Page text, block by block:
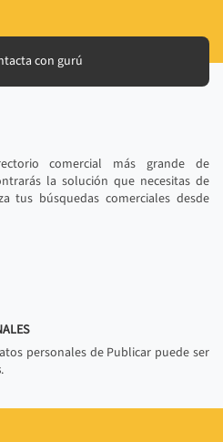
con gurú
comercial más grande de
la solución que necesitas de
tus búsquedas comerciales desde
personales de Publicar puede ser
.